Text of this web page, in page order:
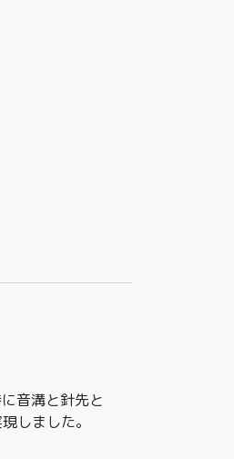
音溝と針先と
しました。